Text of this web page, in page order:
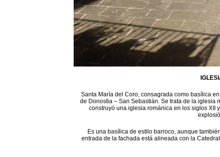
Santa María del Coro, consagrada como basílica
de Donostia – San Sebastián. Se trata de la iglesia
construyó una iglesia románica en los siglos XII
Es una basílica de estilo barroco, aunque
entrada de la fachada está alineada con la